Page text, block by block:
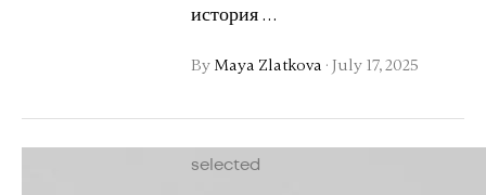
история …
By Maya Zlatkova · July 17, 2025
selected